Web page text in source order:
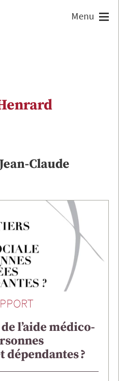
Claude
l’aide médico-
dépendantes ?